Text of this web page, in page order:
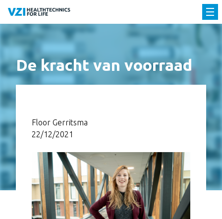
De kracht van voorraad
Floor Gerritsma
22/12/2021